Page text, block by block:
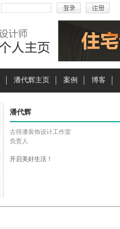
潘代辉主页 案例 博客
潘代辉
古得潘装饰设计工作室
负责人
开启美好生活！